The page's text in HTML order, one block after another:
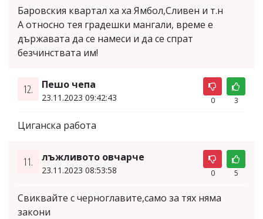
Баровския квартал ха ха Ямбол,Сливен и т.н
А относно тея градешки мангали, време е
държавата да се намеси и да се спрат
безчинствата им!
12. Пешо чепа
23.11.2023 09:42:43 0 3
Циганска работа
11. лъжливото овчарче
23.11.2023 08:53:58 0 5
Свиквайте с черноглавите,само за тях няма
закони